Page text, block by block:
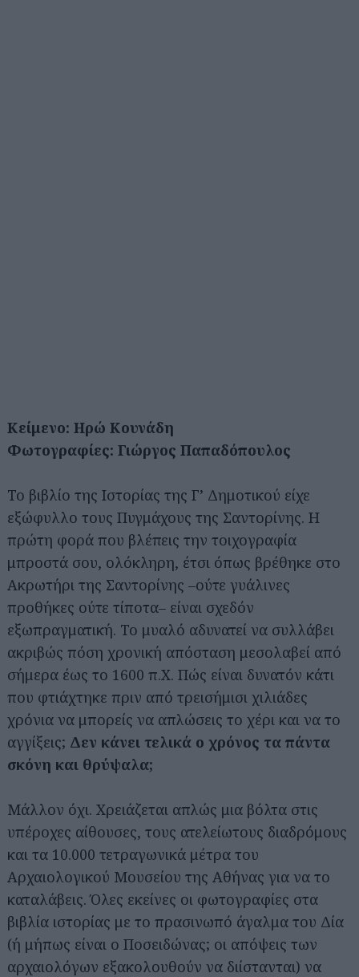
Κείμενο: Ηρώ Κουνάδη
Φωτογραφίες: Γιώργος Παπαδόπουλος
Το βιβλίο της Ιστορίας της Γ’ Δημοτικού είχε
εξώφυλλο τους Πυγμάχους της Σαντορίνης. Η
πρώτη φορά που βλέπεις την τοιχογραφία
μπροστά σου, ολόκληρη, έτσι όπως βρέθηκε στο
Ακρωτήρι της Σαντορίνης –ούτε γυάλινες
προθήκες ούτε τίποτα– είναι σχεδόν
εξωπραγματική. Το μυαλό αδυνατεί να συλλάβει
ακριβώς πόση χρονική απόσταση μεσολαβεί από
σήμερα έως το 1600 π.Χ. Πώς είναι δυνατόν κάτι
που φτιάχτηκε πριν από τρεισήμισι χιλιάδες
χρόνια να μπορείς να απλώσεις το χέρι και να το
αγγίξεις; Δεν κάνει τελικά ο χρόνος τα πάντα
σκόνη και θρύψαλα;
Μάλλον όχι. Χρειάζεται απλώς μια βόλτα στις
υπέροχες αίθουσες, τους ατελείωτους διαδρόμους
και τα 10.000 τετραγωνικά μέτρα του
Αρχαιολογικού Μουσείου της Αθήνας για να το
καταλάβεις. Όλες εκείνες οι φωτογραφίες στα
βιβλία ιστορίας με το πρασινωπό άγαλμα του Δία
(ή μήπως είναι ο Ποσειδώνας; οι απόψεις των
αρχαιολόγων εξακολουθούν να διίστανται) να